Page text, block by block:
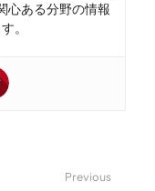
心ある分野の情報
。
Previous